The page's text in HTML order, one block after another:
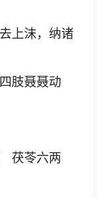
上沫，纳诸
肢聂聂动
茯苓六两